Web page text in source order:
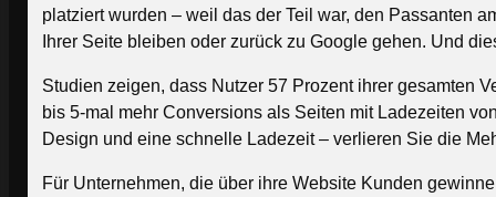
platziert wurden – weil das der Teil war, den Passanten
Ihrer Seite bleiben oder zurück zu Google gehen. Und
Studien zeigen, dass Nutzer 57 Prozent ihrer gesamten
bis 5-mal mehr Conversions als Seiten mit Ladezeiten
Design und eine schnelle Ladezeit – verlieren Sie die
Für Unternehmen, die über ihre Website Kunden